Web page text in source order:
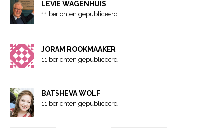
LEVIE WAGENHUIS
11 berichten gepubliceerd
JORAM ROOKMAAKER
11 berichten gepubliceerd
BATSHEVA WOLF
11 berichten gepubliceerd